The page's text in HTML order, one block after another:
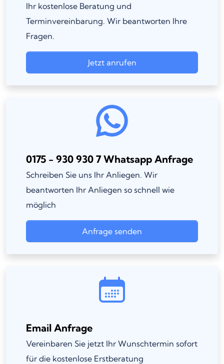
Ihr kostenlose Beratung und
Terminvereinbarung. Wir beantworten Ihre
Fragen.
Jetzt anrufen
0175 - 930 930 7 Whatsapp Anfrage
Schreiben Sie uns Ihr Anliegen. Wir
beantworten Ihr Anliegen so schnell wie
möglich
Anfrage senden
Email Anfrage
Vereinbaren Sie jetzt Ihr Wunschtermin sofort
für die kostenlose Erstberatung